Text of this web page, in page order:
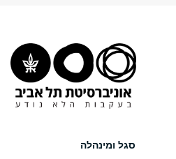
סגל ומינהלה